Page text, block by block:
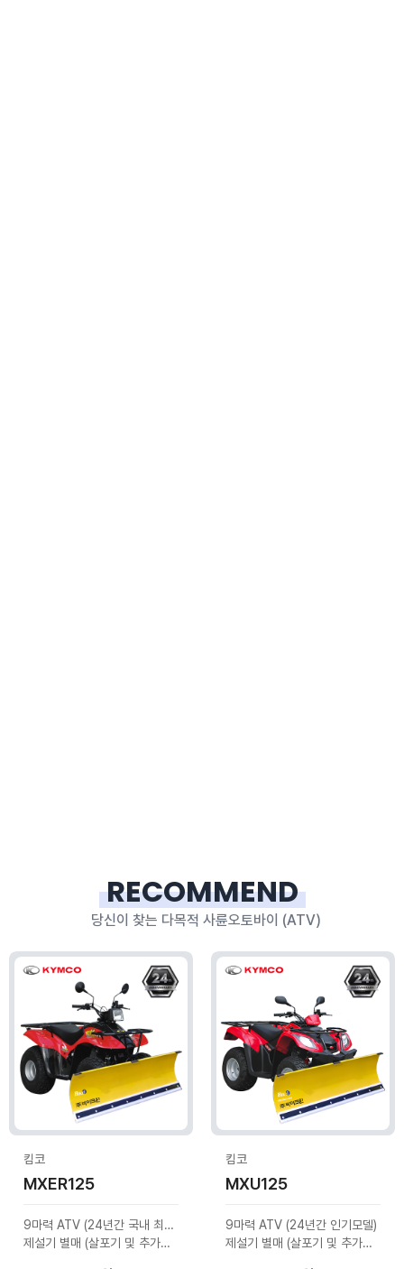
RECOMMEND
당신이 찾는 다목적 사륜오토바이 (ATV)
킴코
MXER125
9마력 ATV (24년간 국내 최다판매)
제설기 별매 (살포기 및 추가옵션 문의)
킴코
MXU125
9마력 ATV (24년간 인기모델)
제설기 별매 (살포기 및 추가옵션 문의)